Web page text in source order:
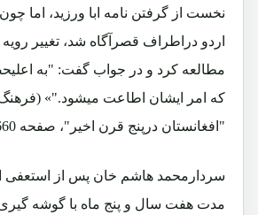
نخست از گرفتن نامه ابا ورزید، اما
اردو دراطراف قصرآگاه شد، تغییر رویه
مطالعه کرد و در جواب گفت: "به
که امر ایشان اطاعت میشود."»
"افغانستان درپنج قرن اخیر"، صفحه 660 ـ 661)
سردارمحمد هاشم خان پس از استعفی
مدت هفت سال و پنج ماه با گوشه